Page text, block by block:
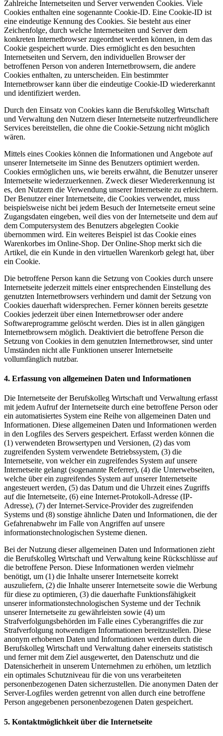
Zahlreiche Internetseiten und Server verwenden Cookies. Viele
Cookies enthalten eine sogenannte Cookie-ID. Eine Cookie-ID ist
eine eindeutige Kennung des Cookies. Sie besteht aus einer
Zeichenfolge, durch welche Internetseiten und Server dem
konkreten Internetbrowser zugeordnet werden können, in dem das
Cookie gespeichert wurde. Dies ermöglicht es den besuchten
Internetseiten und Servern, den individuellen Browser der
betroffenen Person von anderen Internetbrowsern, die andere
Cookies enthalten, zu unterscheiden. Ein bestimmter
Internetbrowser kann über die eindeutige Cookie-ID wiedererkannt
und identifiziert werden.
Durch den Einsatz von Cookies kann die Berufskolleg Wirtschaft
und Verwaltung den Nutzern dieser Internetseite nutzerfreundlichere
Services bereitstellen, die ohne die Cookie-Setzung nicht möglich
wären.
Mittels eines Cookies können die Informationen und Angebote auf
unserer Internetseite im Sinne des Benutzers optimiert werden.
Cookies ermöglichen uns, wie bereits erwähnt, die Benutzer unserer
Internetseite wiederzuerkennen. Zweck dieser Wiedererkennung ist
es, den Nutzern die Verwendung unserer Internetseite zu erleichtern.
Der Benutzer einer Internetseite, die Cookies verwendet, muss
beispielsweise nicht bei jedem Besuch der Internetseite erneut seine
Zugangsdaten eingeben, weil dies von der Internetseite und dem auf
dem Computersystem des Benutzers abgelegten Cookie
übernommen wird. Ein weiteres Beispiel ist das Cookie eines
Warenkorbes im Online-Shop. Der Online-Shop merkt sich die
Artikel, die ein Kunde in den virtuellen Warenkorb gelegt hat, über
ein Cookie.
Die betroffene Person kann die Setzung von Cookies durch unsere
Internetseite jederzeit mittels einer entsprechenden Einstellung des
genutzten Internetbrowsers verhindern und damit der Setzung von
Cookies dauerhaft widersprechen. Ferner können bereits gesetzte
Cookies jederzeit über einen Internetbrowser oder andere
Softwareprogramme gelöscht werden. Dies ist in allen gängigen
Internetbrowsern möglich. Deaktiviert die betroffene Person die
Setzung von Cookies in dem genutzten Internetbrowser, sind unter
Umständen nicht alle Funktionen unserer Internetseite
vollumfänglich nutzbar.
4. Erfassung von allgemeinen Daten und Informationen
Die Internetseite der Berufskolleg Wirtschaft und Verwaltung erfasst
mit jedem Aufruf der Internetseite durch eine betroffene Person oder
ein automatisiertes System eine Reihe von allgemeinen Daten und
Informationen. Diese allgemeinen Daten und Informationen werden
in den Logfiles des Servers gespeichert. Erfasst werden können die
(1) verwendeten Browsertypen und Versionen, (2) das vom
zugreifenden System verwendete Betriebssystem, (3) die
Internetseite, von welcher ein zugreifendes System auf unsere
Internetseite gelangt (sogenannte Referrer), (4) die Unterwebseiten,
welche über ein zugreifendes System auf unserer Internetseite
angesteuert werden, (5) das Datum und die Uhrzeit eines Zugriffs
auf die Internetseite, (6) eine Internet-Protokoll-Adresse (IP-
Adresse), (7) der Internet-Service-Provider des zugreifenden
Systems und (8) sonstige ähnliche Daten und Informationen, die der
Gefahrenabwehr im Falle von Angriffen auf unsere
informationstechnologischen Systeme dienen.
Bei der Nutzung dieser allgemeinen Daten und Informationen zieht
die Berufskolleg Wirtschaft und Verwaltung keine Rückschlüsse auf
die betroffene Person. Diese Informationen werden vielmehr
benötigt, um (1) die Inhalte unserer Internetseite korrekt
auszuliefern, (2) die Inhalte unserer Internetseite sowie die Werbung
für diese zu optimieren, (3) die dauerhafte Funktionsfähigkeit
unserer informationstechnologischen Systeme und der Technik
unserer Internetseite zu gewährleisten sowie (4) um
Strafverfolgungsbehörden im Falle eines Cyberangriffes die zur
Strafverfolgung notwendigen Informationen bereitzustellen. Diese
anonym erhobenen Daten und Informationen werden durch die
Berufskolleg Wirtschaft und Verwaltung daher einerseits statistisch
und ferner mit dem Ziel ausgewertet, den Datenschutz und die
Datensicherheit in unserem Unternehmen zu erhöhen, um letztlich
ein optimales Schutzniveau für die von uns verarbeiteten
personenbezogenen Daten sicherzustellen. Die anonymen Daten der
Server-Logfiles werden getrennt von allen durch eine betroffene
Person angegebenen personenbezogenen Daten gespeichert.
5. Kontaktmöglichkeit über die Internetseite